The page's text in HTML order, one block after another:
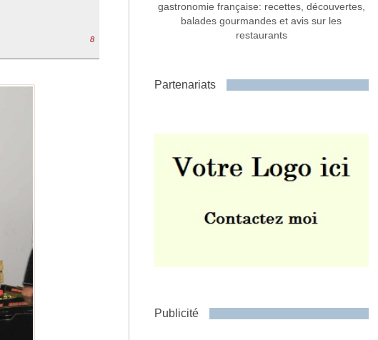
Commentaire ou message *
8
gastronomie française: recettes, découvertes,
balades gourmandes et avis sur les
restaurants
Partenariats
Publicité